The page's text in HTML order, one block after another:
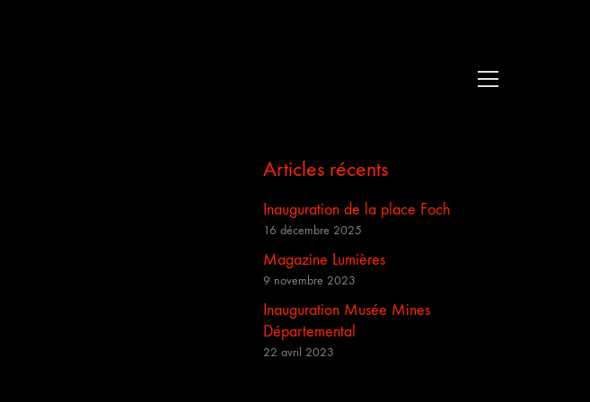
Articles récents
Inauguration de la place Foch
16 décembre 2025
Magazine Lumières
9 novembre 2023
Inauguration Musée Mines
Départemental
22 avril 2023